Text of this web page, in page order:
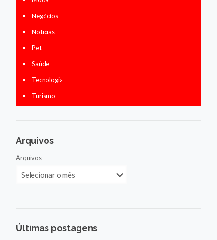
Negócios
Nótícias
Pet
Saúde
Tecnologia
Turismo
Arquivos
Arquivos
Últimas postagens